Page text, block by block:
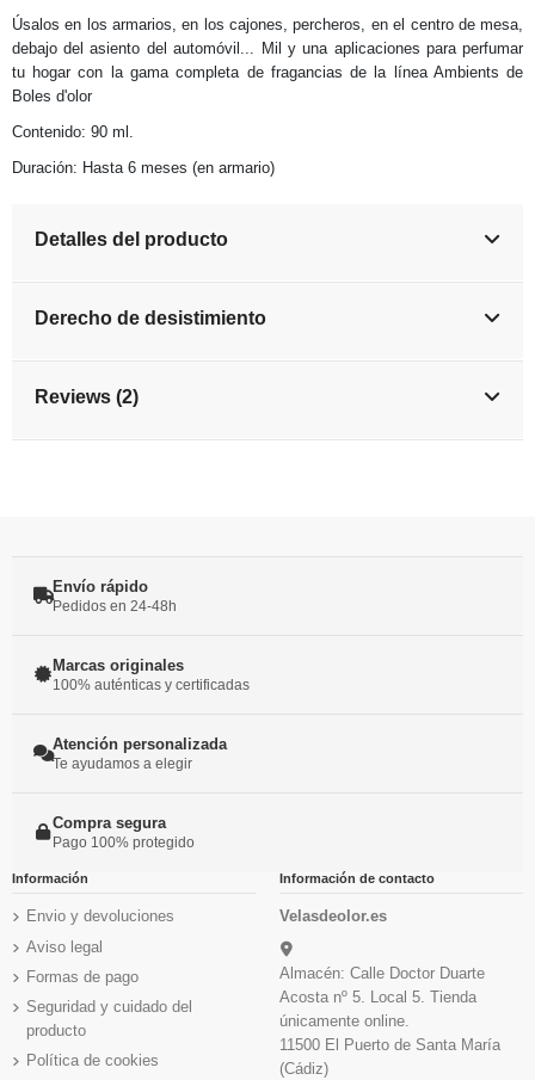
Úsalos en los armarios, en los cajones, percheros, en el centro de mesa,
debajo del asiento del automóvil... Mil y una aplicaciones para perfumar
tu hogar con la gama completa de fragancias de la línea Ambients de
Boles d'olor
Contenido: 90 ml.
Duración: Hasta 6 meses (en armario)
Detalles del producto
Derecho de desistimiento
Reviews (2)
Envío rápido
Pedidos en 24-48h
Marcas originales
100% auténticas y certificadas
Atención personalizada
Te ayudamos a elegir
Compra segura
Pago 100% protegido
Información
Envio y devoluciones
Aviso legal
Formas de pago
Seguridad y cuidado del
producto
Política de cookies
Información de contacto
Velasdeolor.es
Almacén: Calle Doctor Duarte
Acosta nº 5. Local 5. Tienda
únicamente online.
11500 El Puerto de Santa María
(Cádiz)